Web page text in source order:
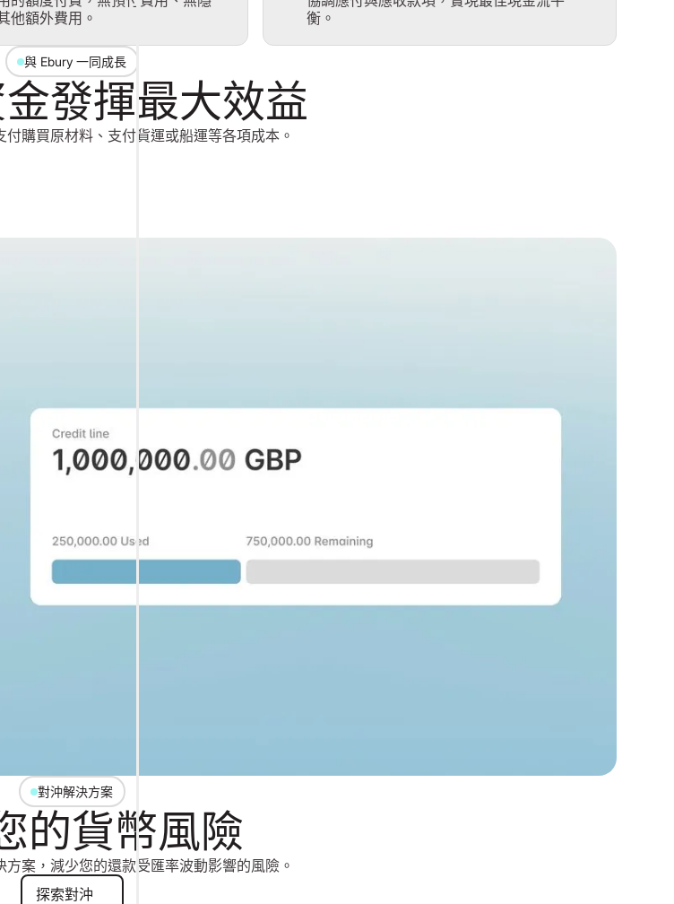
他額外費用。
衡。
與 Ebury 一同成長
發揮最大效益
購買原材料、支付貨運或船運等各項成本。
對沖解決方案
的貨幣風險
案，減少您的還款受匯率波動影響的風險。
探索對沖
探索對沖